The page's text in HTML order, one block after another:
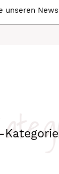
unseren